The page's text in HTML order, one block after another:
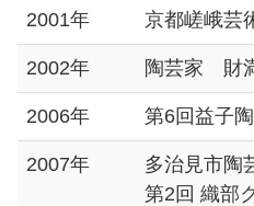
2001年 京都嵯峨芸
2002年 陶芸家 財
2006年 第6回益子
2007年
多治見市
第2回 織部